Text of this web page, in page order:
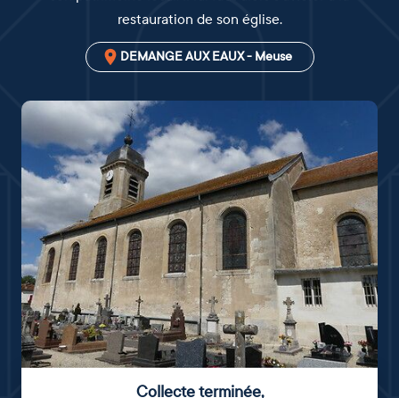
restauration de son église.
DEMANGE AUX EAUX - Meuse
Collecte terminée,